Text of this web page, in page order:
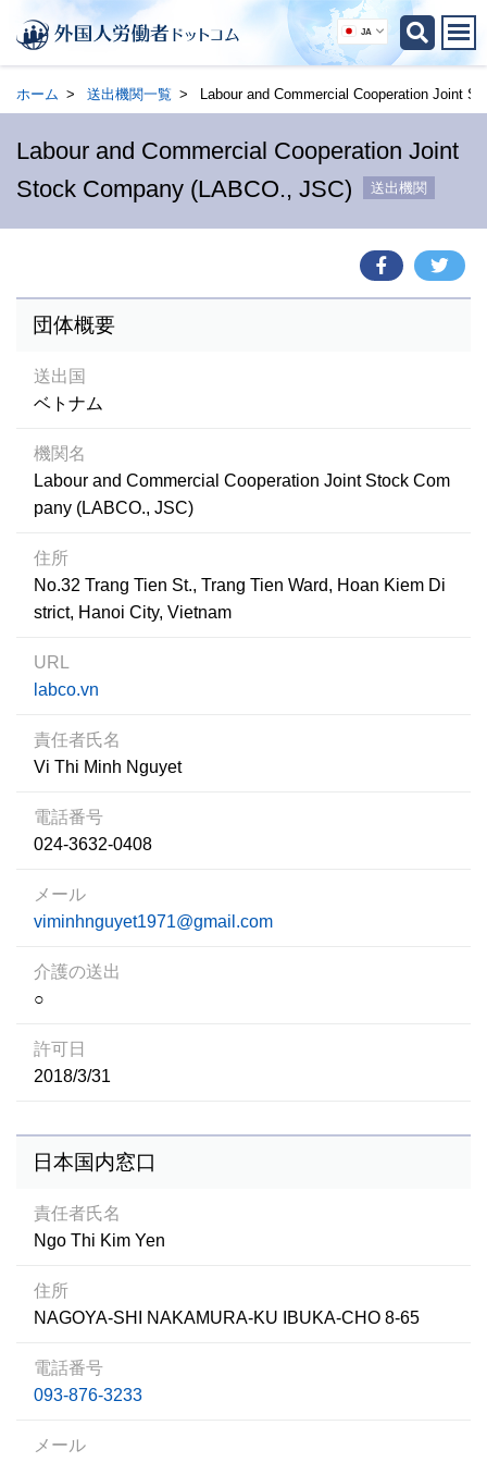
JA
ホーム 送出機関一覧 Labour and Commercial Cooperation Joint
Labour and Commercial Cooperation Joint
Stock Company (LABCO., JSC)
送出機関
団体概要
送出国
ベトナム
機関名
Labour and Commercial Cooperation Joint Stock Com
pany (LABCO., JSC)
住所
No.32 Trang Tien St., Trang Tien Ward, Hoan Kiem Di
strict, Hanoi City, Vietnam
URL
labco.vn
責任者氏名
Vi Thi Minh Nguyet
電話番号
024-3632-0408
メール
viminhnguyet1971@gmail.com
介護の送出
○
許可日
2018/3/31
日本国内窓口
責任者氏名
Ngo Thi Kim Yen
住所
NAGOYA-SHI NAKAMURA-KU IBUKA-CHO 8-65
電話番号
093-876-3233
メール